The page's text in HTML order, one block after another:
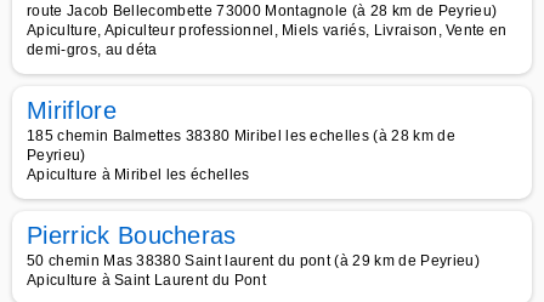
route Jacob Bellecombette 73000 Montagnole (à 28 km de Peyrieu)
Apiculture, Apiculteur professionnel, Miels variés, Livraison, Vente en
demi-gros, au déta
Miriflore
185 chemin Balmettes 38380 Miribel les echelles (à 28 km de
Peyrieu)
Apiculture à Miribel les échelles
Pierrick Boucheras
50 chemin Mas 38380 Saint laurent du pont (à 29 km de Peyrieu)
Apiculture à Saint Laurent du Pont